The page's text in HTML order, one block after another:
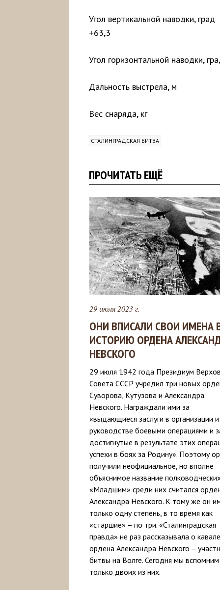
Угол
+63,3
Угол
Дальность
Вес
СТАЛИНГРАДСКАЯ БИТВА
ПРОЧИТАТЬ ЕЩЁ
29 июля 2023 г.
ОНИ ВПИСАЛИ СВОИ ИМЕНА
ИСТОРИЮ ОРДЕНА
НЕВСКОГО
29 июля 1942 года Президиум
Совета СССР учредил три новых
Суворова, Кутузова и Александра
Невского. Награждали ими за
«выдающиеся заслуги в организации и
руководстве боевыми операциями и
достигнутые в результате этих
успехи в боях за Родину». Поэтому
получили неофициальное, но вполне
объяснимое название
«Младшим» среди них считался
Александра Невского. К тому же он
только одну степень, в то время как
«старшие» – по три. «Сталинградская
правда» не раз рассказывала о
ордена Александра Невского –
битвы на Волге. Сегодня мы вспомним
только двоих из них.